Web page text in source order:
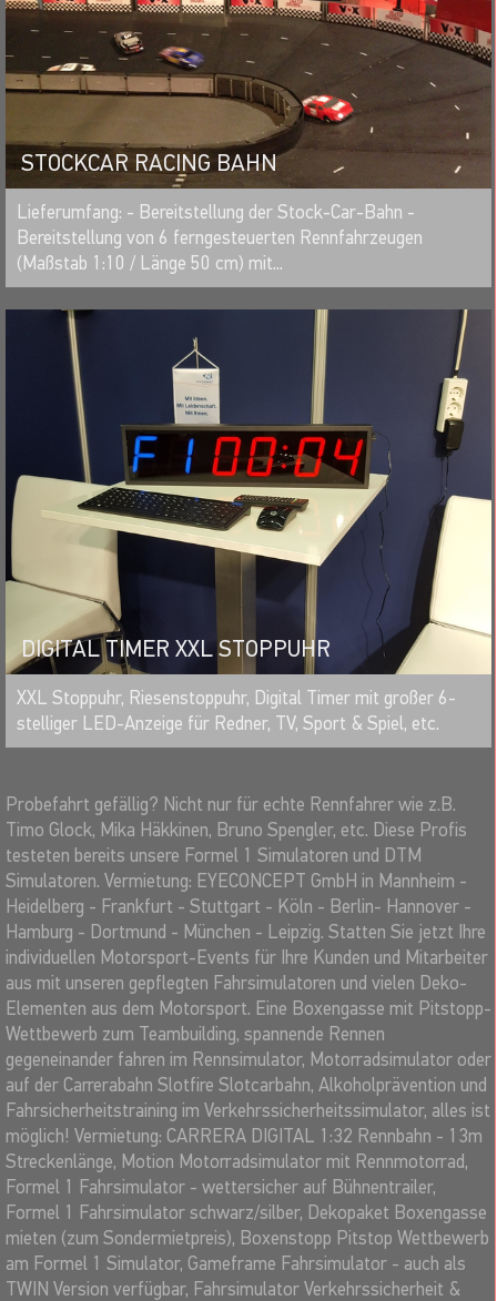
STOCKCAR RACING BAHN
MERKEN
Lieferumfang: - Bereitstellung der Stock-Car-Bahn -
Bereitstellung von 6 ferngesteuerten Rennfahrzeugen
(Maßstab 1:10 / Länge 50 cm) mit...
DIGITAL TIMER XXL STOPPUHR
MERKEN
XXL Stoppuhr, Riesenstoppuhr, Digital Timer mit großer 6-
stelliger LED-Anzeige für Redner, TV, Sport & Spiel, etc.
Probefahrt gefällig? Nicht nur für echte Rennfahrer wie z.B.
Timo Glock, Mika Häkkinen, Bruno Spengler, etc. Diese Profis
testeten bereits unsere Formel 1 Simulatoren und DTM
Simulatoren. Vermietung: EYECONCEPT GmbH in Mannheim -
Heidelberg - Frankfurt - Stuttgart - Köln - Berlin- Hannover -
Hamburg - Dortmund - München - Leipzig. Statten Sie jetzt Ihre
individuellen Motorsport-Events für Ihre Kunden und Mitarbeiter
aus mit unseren gepflegten Fahrsimulatoren und vielen Deko-
Elementen aus dem Motorsport. Eine Boxengasse mit Pitstopp-
Wettbewerb zum Teambuilding, spannende Rennen
gegeneinander fahren im Rennsimulator, Motorradsimulator oder
auf der Carrerabahn Slotfire Slotcarbahn, Alkoholprävention und
Fahrsicherheitstraining im Verkehrssicherheitssimulator, alles ist
möglich! Vermietung: CARRERA DIGITAL 1:32 Rennbahn - 13m
Streckenlänge, Motion Motorradsimulator mit Rennmotorrad,
Formel 1 Fahrsimulator - wettersicher auf Bühnentrailer,
Formel 1 Fahrsimulator schwarz/silber, Dekopaket Boxengasse
mieten (zum Sondermietpreis), Boxenstopp Pitstop Wettbewerb
am Formel 1 Simulator, Gameframe Fahrsimulator - auch als
TWIN Version verfügbar, Fahrsimulator Verkehrssicherheit &